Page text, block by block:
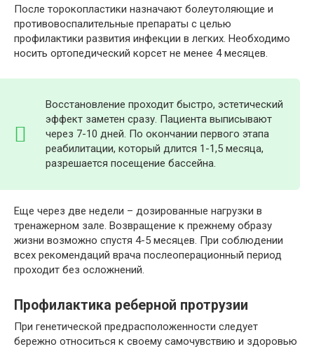
После торокопластики назначают болеутоляющие и
противовоспалительные препараты с целью
профилактики развития инфекции в легких. Необходимо
носить ортопедический корсет не менее 4 месяцев.
Восстановление проходит быстро, эстетический
эффект заметен сразу. Пациента выписывают
через 7-10 дней. По окончании первого этапа
реабилитации, который длится 1-1,5 месяца,
разрешается посещение бассейна.
Еще через две недели – дозированные нагрузки в
тренажерном зале. Возвращение к прежнему образу
жизни возможно спустя 4-5 месяцев. При соблюдении
всех рекомендаций врача послеоперационный период
проходит без осложнений.
Профилактика реберной протрузии
При генетической предрасположенности следует
бережно относиться к своему самочувствию и здоровью